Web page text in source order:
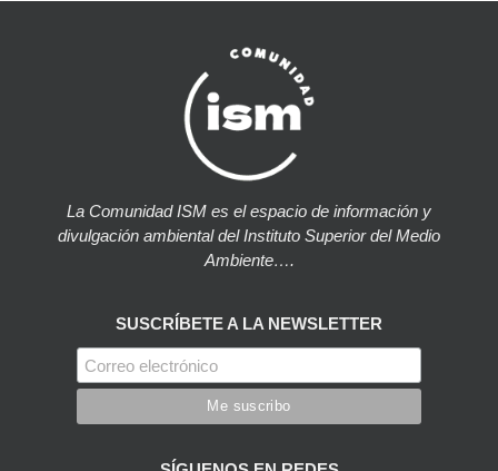
La Comunidad ISM es el espacio de información y
divulgación ambiental del Instituto Superior del Medio
Ambiente….
SUSCRÍBETE A LA NEWSLETTER